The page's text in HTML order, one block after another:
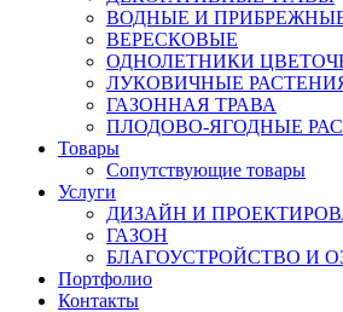
ВОДНЫЕ И
ВЕРЕСКОВЫЕ
ОДНОЛЕТНИКИ
ЛУКОВИЧНЫЕ
ГАЗОННАЯ ТРАВА
ПЛОДОВО-ЯГОДНЫЕ
Товары
Сопутствующие товары
Услуги
ДИЗАЙН И
ГАЗОН
БЛАГОУСТРОЙСТВО И
Портфолио
Контакты